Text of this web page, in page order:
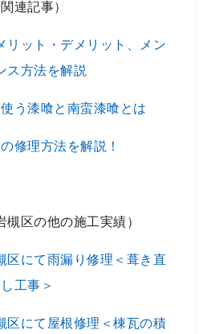
関連記事）
リット・デメリット、メン
ス方法を解説
う漆喰と南蛮漆喰とは
修理方法を解説！
槻区の他の施工実績）
区にて雨漏り修理＜葺き直
し工事＞
区にて屋根修理＜棟瓦の積